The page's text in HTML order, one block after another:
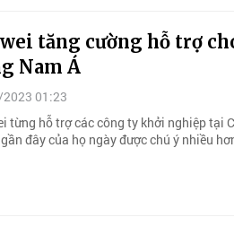
tăng cường hỗ trợ
Nam Á
01:23
từng hỗ trợ các công ty khởi nghiệp tại
đây của họ ngày được chú ý nhiều